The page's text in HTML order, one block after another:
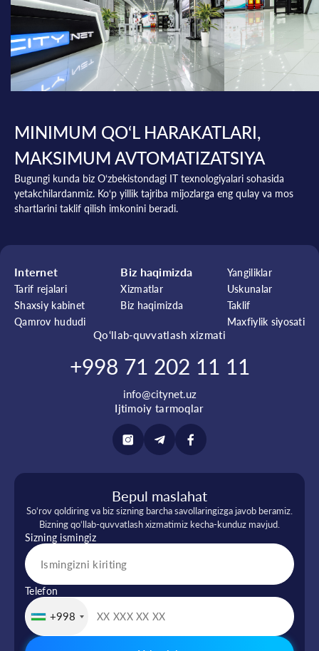
MINIMUM QO‘L HARAKATLARI,
MAKSIMUM AVTOMATIZATSIYA
Bugungi kunda biz O‘zbekistondagi IT texnologiyalari sohasida
yetakchilardanmiz. Ko‘p yillik tajriba mijozlarga eng qulay va mos
shartlarini taklif qilish imkonini beradi.
Internet
Tarif rejalari
Shaxsiy kabinet
Qamrov hududi
Biz haqimizda
Xizmatlar
Biz haqimizda
Yangiliklar
Uskunalar
Taklif
Maxfiylik siyosati
Qo‘llab-quvvatlash xizmati
+998 71 202 11 11
info@citynet.uz
Ijtimoiy tarmoqlar
Bepul maslahat
So‘rov qoldiring va biz sizning barcha savollaringizga javob beramiz.
Bizning qo‘llab-quvvatlash xizmatimiz kecha-kunduz mavjud.
Sizning ismingiz
Telefon
+998